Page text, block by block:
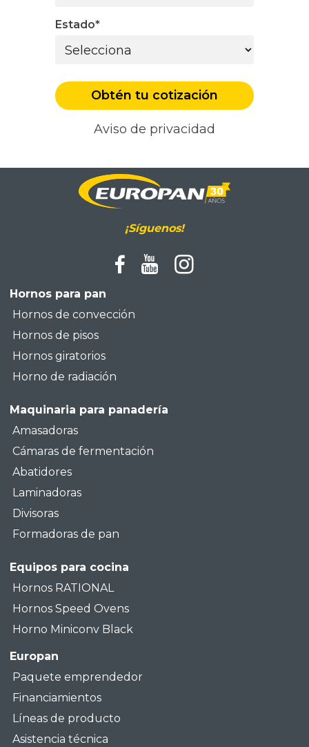
Estado*
Aviso de privacidad
¡Síguenos!
Hornos para pan
Hornos de convección
Hornos de pisos
Hornos giratorios
Horno de radiación
Maquinaria para panadería
Amasadoras
Cámaras de fermentación
Abatidores
Laminadoras
Divisoras
Formadoras de pan
Equipos para cocina
Hornos RATIONAL
Hornos Speed Ovens
Horno Miniconv Black
Europan
Paquete emprendedor
Financiamientos
Líneas de producto
Asistencia técnica